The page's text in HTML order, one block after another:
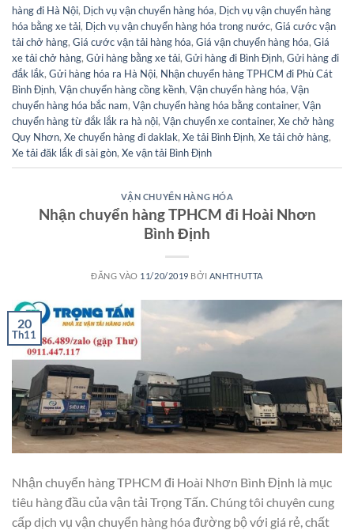
hàng đi Hà Nội, Dịch vụ vận chuyển hàng hóa, Dịch vụ vận chuyển hàng
hóa bằng xe tải, Dịch vụ vận chuyển hàng hóa trong nước, Giá cước vận
tải chở hàng, Giá cước vận tải hàng hóa, Giá vận chuyển hàng hóa, Giá
xe tải chở hàng, Gửi hàng bằng xe tải, Gửi hàng đi Bình Định, Gửi hàng đi
đắk lắk, Gửi hàng hóa ra Hà Nội, Nhận chuyển hàng TPHCM đi Phù Cát
Bình Định, Vận chuyển hàng cồng kềnh, Vận chuyển hàng hóa, Vận
chuyển hàng hóa bắc nam, Vận chuyển hàng hóa bằng container, Vận
chuyển hàng từ đắk lắk ra hà nội, Vận chuyển xe container, Xe chở hàng
Quy Nhơn, Xe chuyển hàng đi daklak, Xe tải Bình Định, Xe tải chở hàng,
Xe tải đăk lắk đi sài gòn, Xe vận tải Bình Định
VẬN CHUYỂN HÀNG HÓA
Nhận chuyển hàng TPHCM đi Hoài Nhơn
Bình Định
ĐĂNG VÀO 11/20/2019 BỞI ANHTHUTTA
20
Th11
Nhận chuyển hàng TPHCM đi Hoài Nhơn Bình Định là mục
tiêu hàng đầu của vận tải Trọng Tấn. Chúng tôi chuyên cung
cấp dịch vụ vận chuyển hàng hóa đường bộ với giá rẻ, chất